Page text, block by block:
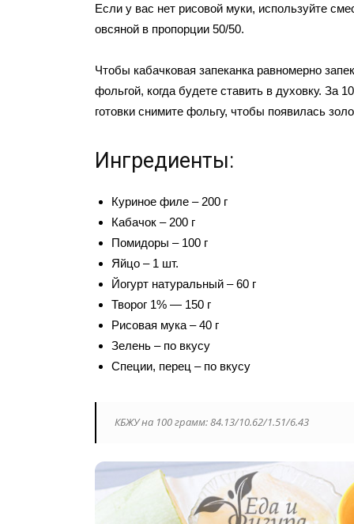
Если у вас нет рисовой муки, используйте
овсяной в пропорции 50/50.
Чтобы кабачковая запеканка равномерно
фольгой, когда будете ставить в духовку. За
готовки снимите фольгу, чтобы появилась
Ингредиенты:
Куриное филе – 200 г
Кабачок – 200 г
Помидоры – 100 г
Яйцо – 1 шт.
Йогурт натуральный – 60 г
Творог 1% — 150 г
Рисовая мука – 40 г
Зелень – по вкусу
Специи, перец – по вкусу
КБЖУ на 100 грамм: 84.13/10.62/1.51/6.43